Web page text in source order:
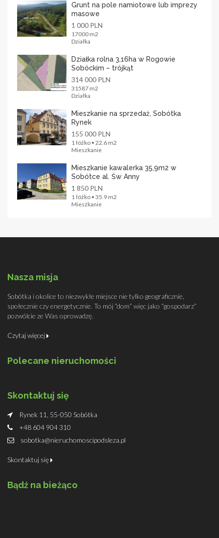
Grunt na pole namiotowe lub imprezy
masowe
1 000 PLN
17000 m2
Działka
Działka rolna 3,16ha w Rogowie
Sobóckim – trójkąt
314 000 PLN
31587 m2
Działka
Mieszkanie na sprzedaż, Sobótka
Rynek
155 000 PLN
1 łóżko • 22.6 m2
Mieszkanie
Mieszkanie kawalerka 35,9m2 w
Sobótce al. Św Anny
1 850 PLN
1 łóżko • 35.9 m2
Mieszkanie
Nasza misja
Sobótka i okolice to niezwykłe miejsce nie tylko geograficznie,
społecznie czy energetycznie. To mój “dom” więc jako “gospodarz”
pozwólcie ze Was oprowadzę.
Czytaj więcej
Polecane nieruchomości
Skontaktuj się
Rynek 11, 55-050 Sobótka
+48 604 904 310
sobotka@nieruchomoscipodsleza.pl
Skontaktuj się
Bądź na bieżąco